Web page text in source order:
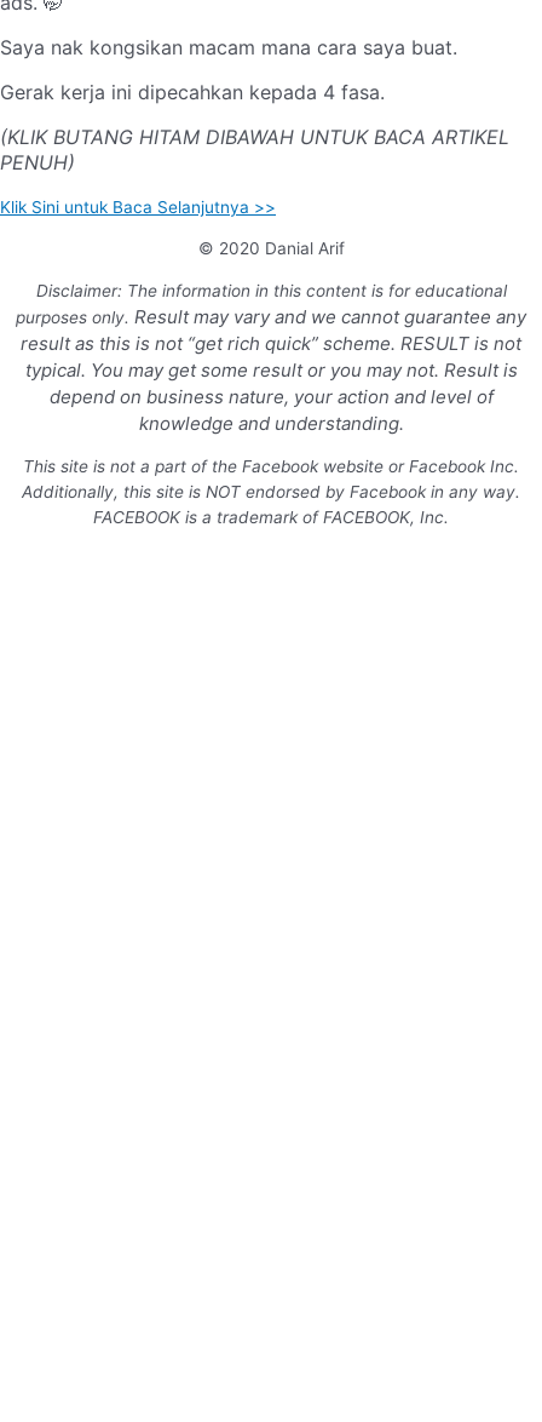
Saya nak kongsikan macam mana cara saya buat.
Gerak kerja ini dipecahkan kepada 4 fasa.
(KLIK BUTANG HITAM DIBAWAH UNTUK BACA ARTIKEL
PENUH)
Klik Sini untuk Baca Selanjutnya >>
© 2020 Danial Arif
Disclaimer: The information in this content is for educational
purposes only. Result may vary and we cannot guarantee any
result as this is not“get rich quick” scheme. RESULT is not
typical. You may get some result or you may not. Result is
depend on business nature, your action and level of
knowledge and understanding.
This site is not a part of the Facebook website or Facebook Inc.
Additionally, this site is NOT endorsed by Facebook in any way.
FACEBOOK is a trademark of FACEBOOK, Inc.